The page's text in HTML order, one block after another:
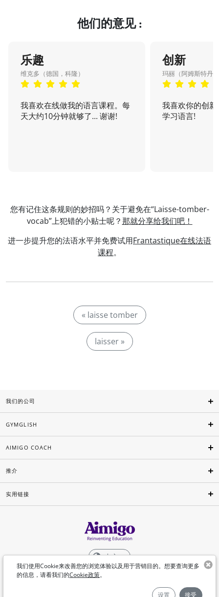
他们的意见 :
乐趣
维克多（德国，科隆）
我喜欢在线做我的语言课程。每
天大约10分钟就够了... 谢谢!
创新
玛丽（阿姆斯特丹
我喜欢你的创
学习语言!
您有记住这条规则的妙招吗？关于避免在“Laisse-tomber-
vocab”上犯错的小贴士呢？那就分享给我们吧！
进一步提升您的法语水平并免费试用Frantastique在线法语
课程。
« laisse tomber
laisser »
我们使用Cookie来改善您的浏览体验以及用于营销目的。想要查询更多
的信息，请看我们的Cookie政策。
设置 接受
我们的公司
GYMGLISH
AIMIGO COACH
推介
实用链接
中文
©Aimigo 2026